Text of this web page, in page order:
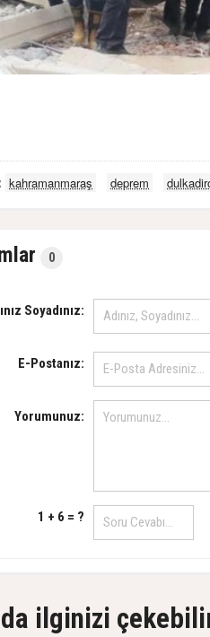
kahramanmaraş deprem
0
Soyadınız:
E-Postanız:
Yorumunuz:
1 + 6 = ?
ilginizi